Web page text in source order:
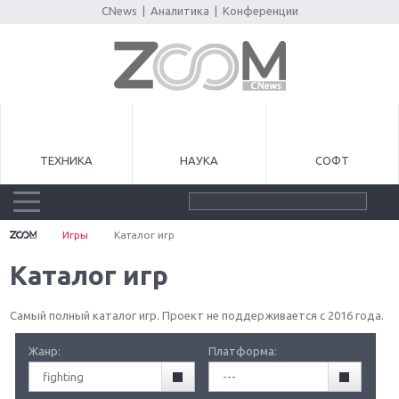
CNews Аналитика Конференции
ТЕХНИКА НАУКА СОФТ
Игры Каталог игр
Каталог игр
Самый полный каталог игр. Проект не поддерживается с 2016 года.
Жанр:
fighting
Платформа:
---